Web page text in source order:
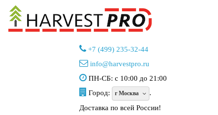
+7 (499) 235-32-44
info@harvestpro.ru
ПН-СБ: с 10:00 до 21:00
Город:
г Москва
.
Доставка по всей России!